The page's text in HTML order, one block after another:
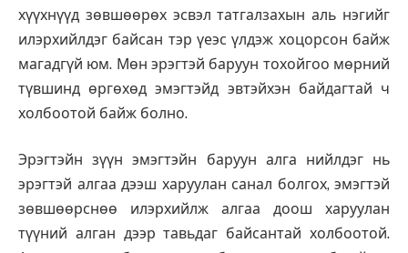
хүүхнүүд зөвшөөрөх эсвэл татгалзахын аль нэгийг
илэрхийлдэг байсан тэр үеэс үлдэж хоцорсон байж
магадгүй юм. Мөн эрэгтэй баруун тохойгоо мөрний
түвшинд өргөхөд эмэгтэйд эвтэйхэн байдагтай ч
холбоотой байж болно.
Эрэгтэйн зүүн эмэгтэйн баруун алга нийлдэг нь
эрэгтэй алгаа дээш харуулан санал болгох, эмэгтэй
зөвшөөрснөө илэрхийлж алгаа доош харуулан
түүний алган дээр тавьдаг байсантай холбоотой.